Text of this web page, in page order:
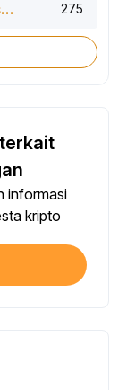
275
informasi
kripto